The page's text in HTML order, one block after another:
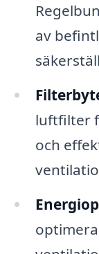
av
luftfilter
och